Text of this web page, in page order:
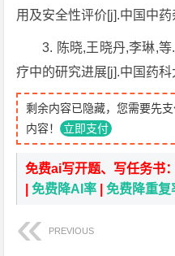
用及安全性评价[j].中国中
3. 陈晓,王晓丹,李琳,
疗中的研究进展[j].中国药
剩余内容已隐藏，您需要先
内容！ 立即支付
免费ai写开题、写任务书
|免费降AI率 |免费降重复
PREVIOUS